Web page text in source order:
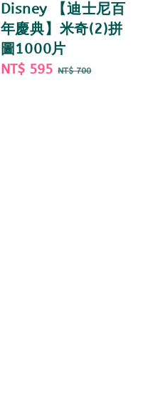
Disney 【迪士尼百
年慶典】米奇(2)拼
圖1000片
Sale
NT$ 595 Regular
NT$ 700